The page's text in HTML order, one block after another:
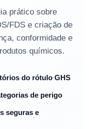
prático sobre
FDS e criação de
conformidade e
químicos.
do rótulo GHS
de perigo
seguras e